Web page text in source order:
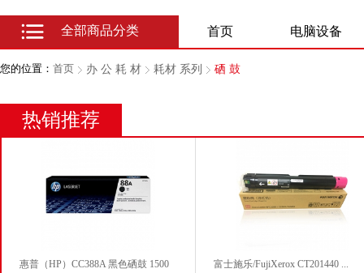
全部商品分类 首页 电脑设备
您的位置： 首页 办 公 耗 材 耗材 系列 硒 鼓
热销推荐
惠普（HP）CC388A 黑色硒鼓 1500
富士施乐/FujiXerox CT201440 ...